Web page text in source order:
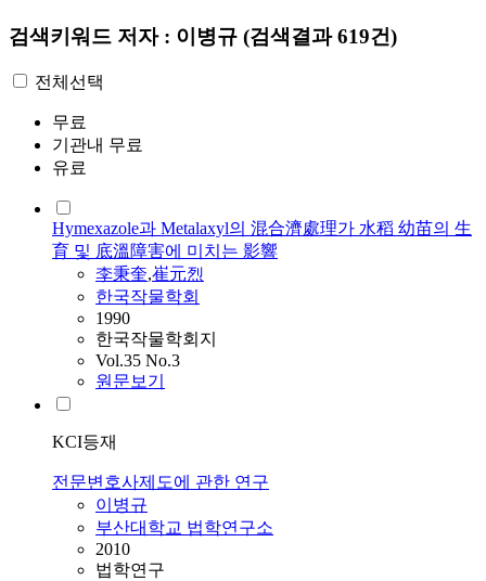
검색키워드 저자 : 이병규 (검색결과 619건)
전체선택
무료
기관내 무료
유료
Hymexazole과 Metalaxyl의 混合濟處理가 水稻 幼苗의 生
育 및 底溫障害에 미치는 影響
李秉奎,崔元烈
한국작물학회
1990
한국작물학회지
Vol.35 No.3
원문보기
KCI등재
전문변호사제도에 관한 연구
이병규
부산대학교 법학연구소
2010
법학연구